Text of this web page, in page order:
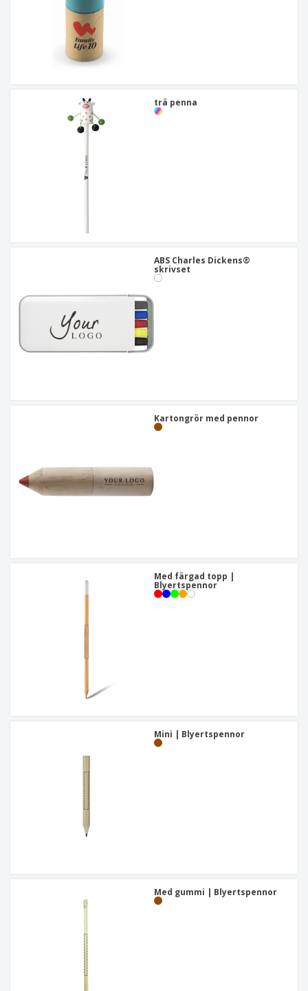
trä penna
ABS Charles Dickens®
skrivset
Kartongrör med pennor
Med färgad topp |
Blyertspennor
Mini | Blyertspennor
Med gummi | Blyertspennor